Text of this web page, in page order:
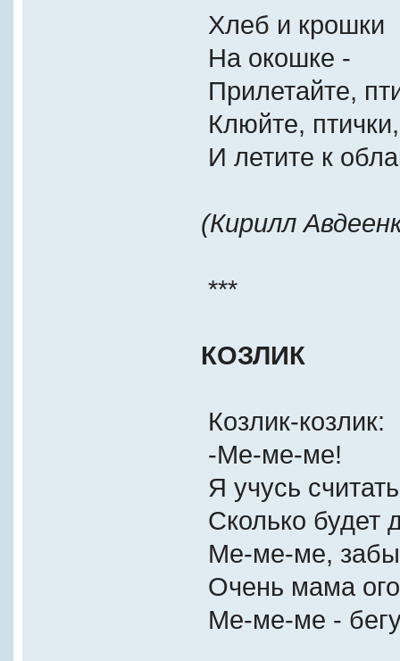
Хлеб и крошки
На окошке -
Прилетайте,
Клюйте,
И летите к
(Кирилл
***
КОЗЛИК
Козлик-козлик:
-Ме-ме-ме!
Я учусь
Cколько будет
Ме-ме-ме,
Очень мама
Ме-ме-ме -